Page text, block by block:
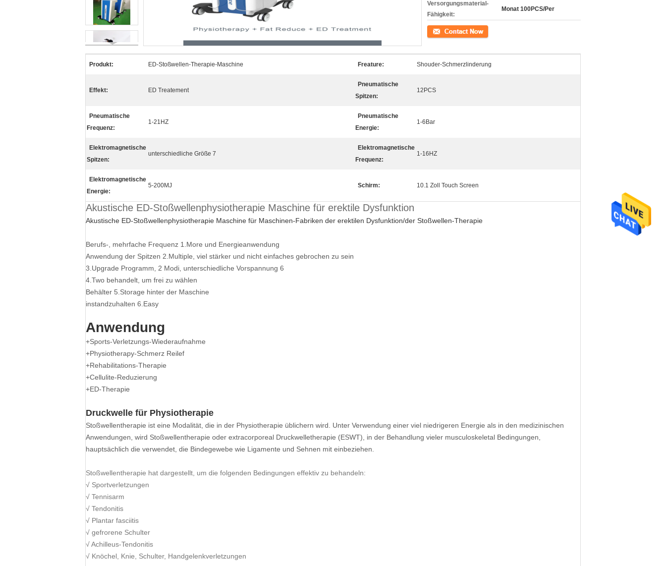
Versorgungsmaterial-
Fähigkeit:
Monat 100PCS/Per
Kontakt
Produkt: ED-Stoßwellen-Therapie-Maschine Freature: Shouder-Schmerzlinderung
Effekt: ED Treatement
Pneumatische
Spitzen:
12PCS
Pneumatische
Frequenz:
1-21HZ
Pneumatische
Energie:
1-6Bar
Elektromagnetische
Spitzen:
unterschiedliche Größe 7
Elektromagnetische
Frequenz:
1-16HZ
Elektromagnetische
Energie:
5-200MJ Schirm: 10.1 Zoll Touch Screen
Akustische ED-Stoßwellenphysiotherapie Maschine für erektile Dysfunktion
Akustische ED-Stoßwellenphysiotherapie Maschine für Maschinen-Fabriken der erektilen Dysfunktion/der Stoßwellen-Therapie
Berufs-, mehrfache Frequenz 1.More und Energieanwendung
Anwendung der Spitzen 2.Multiple, viel stärker und nicht einfaches gebrochen zu sein
3.Upgrade Programm, 2 Modi, unterschiedliche Vorspannung 6
4.Two behandelt, um frei zu wählen
Behälter 5.Storage hinter der Maschine
instandzuhalten 6.Easy
Anwendung
+Sports-Verletzungs-Wiederaufnahme
+Physiotherapy-Schmerz Reilef
+Rehabilitations-Therapie
+Cellulite-Reduzierung
+ED-Therapie
Druckwelle für Physiotherapie
Stoßwellentherapie ist eine Modalität, die in der Physiotherapie üblichern wird. Unter Verwendung einer viel niedrigeren Energie als in den medizinischen
Anwendungen, wird Stoßwellentherapie oder extracorporeal Druckwelletherapie (ESWT), in der Behandlung vieler musculoskeletal Bedingungen,
hauptsächlich die verwendet, die Bindegewebe wie Ligamente und Sehnen mit einbeziehen.
Stoßwellentherapie hat dargestellt, um die folgenden Bedingungen effektiv zu behandeln:
√ Sportverletzungen
√ Tennisarm
√ Tendonitis
√ Plantar fasciitis
√ gefrorene Schulter
√ Achilleus-Tendonitis
√ Knöchel, Knie, Schulter, Handgelenkverletzungen